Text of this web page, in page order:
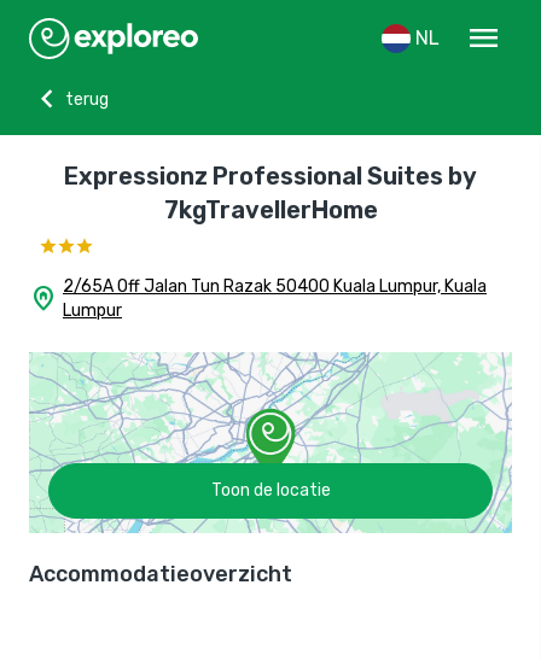
NL
menu
chevron_left
terug
Expressionz Professional Suites by
7kgTravellerHome
home_pin 2/65A Off Jalan Tun Razak 50400 Kuala Lumpur, Kuala
Lumpur
Toon de locatie
Accommodatieoverzicht